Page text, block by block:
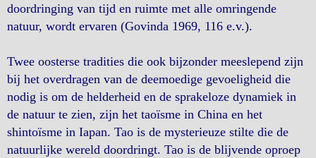
doordringing van tijd en ruimte met alle omringende
natuur, wordt ervaren (Govinda 1969, 116 e.v.).
Twee oosterse tradities die ook bijzonder meeslepend zijn
bij het overdragen van de deemoedige gevoeligheid die
nodig is om de helderheid en de sprakeloze dynamiek in
de natuur te zien, zijn het taoïsme in China en het
shintoïsme in Iapan. Tao is de mysterieuze stilte die de
natuurlijke wereld doordringt. Tao is de blijvende oproep